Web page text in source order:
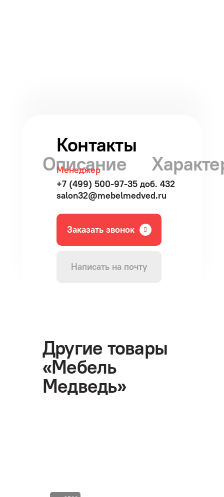
Описание
Контакты
Менеджер
+7 (499) 500-97-35 доб. 432
salon32@mebelmedved.ru
Заказать звонок
Написать на почту
Другие товары
«Мебель
Медведь»